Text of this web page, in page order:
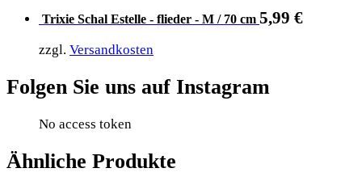
Trixie Schal Estelle - flieder - M / 70 cm 5,99 €
zzgl. Versandkosten
Folgen Sie uns auf Instagram
No access token
Ähnliche Produkte